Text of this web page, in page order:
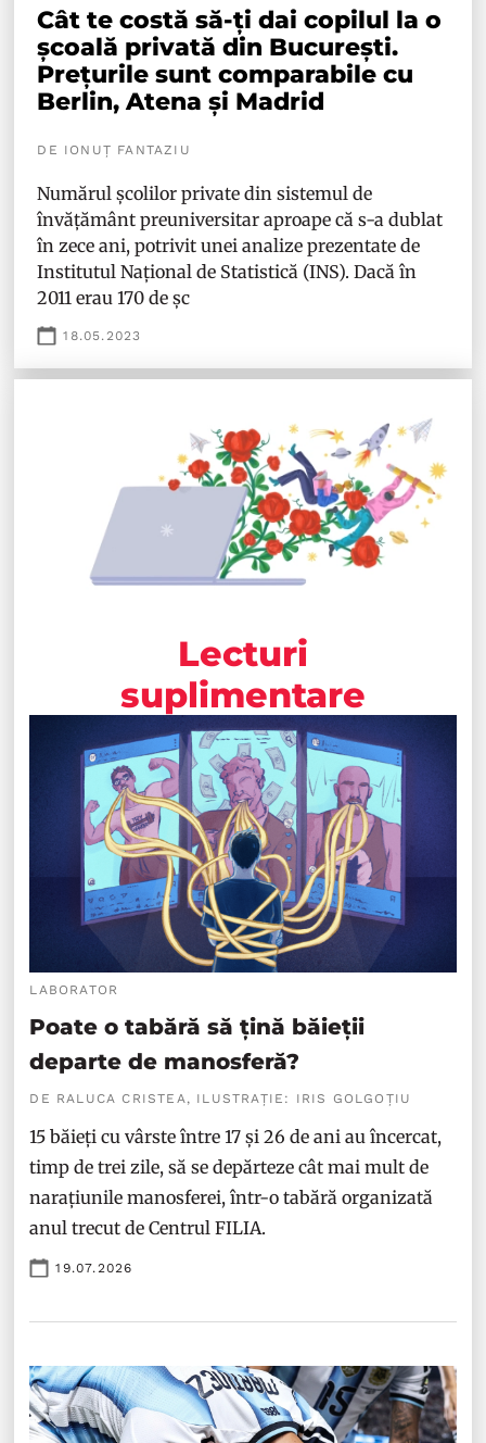
Cât te costă să-ți dai copilul la o
școală privată din București.
Prețurile sunt comparabile cu
Berlin, Atena și Madrid
DE IONUȚ FANTAZIU
Numărul școlilor private din sistemul de
învățământ preuniversitar aproape că s-a dublat
în zece ani, potrivit unei analize prezentate de
Institutul Național de Statistică (INS). Dacă în
2011 erau 170 de șc
18.05.2023
Lecturi
suplimentare
LABORATOR
Poate o tabără să țină băieții
departe de manosferă?
DE RALUCA CRISTEA, ILUSTRAȚIE: IRIS GOLGOȚIU
15 băieți cu vârste între 17 și 26 de ani au încercat,
timp de trei zile, să se depărteze cât mai mult de
narațiunile manosferei, într-o tabără organizată
anul trecut de Centrul FILIA.
19.07.2026